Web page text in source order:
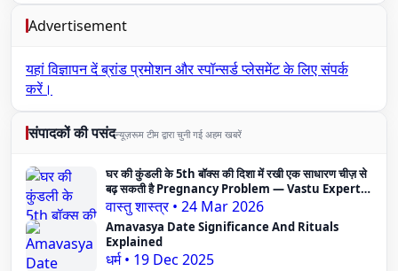
Advertisement
यहां विज्ञापन देंब्रांड प्रमोशन और स्पॉन्सर्ड प्लेसमेंट के लिए संपर्क
करें।
संपादकों की पसंदन्यूज़रूम टीम द्वारा चुनी गई अहम खबरें
घर की कुंडली के 5th बॉक्स की दिशा में रखी एक साधारण चीज़ से
बढ़ सकती है Pregnancy Problem — Vastu Expert
का दावा
वास्तु शास्त्र • 24 Mar 2026
Amavasya Date Significance And Rituals
Explained
धर्म • 19 Dec 2025